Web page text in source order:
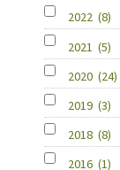
2022 (8)
2021 (5)
2020 (24)
2019 (3)
2018 (8)
2016 (1)